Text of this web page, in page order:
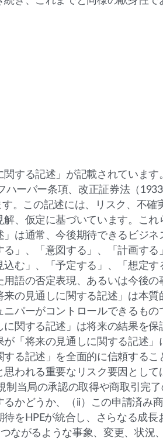
する記述」が記載されています
ーバー条項、改正証券法（
。この記述には、リスク、不確
、仮定に基づいています。これ
は通常、今後期待できるビジネ
」、「意図する」、「計画する
む」、「予定する」、「想定す
語の否定表現、あるいは今後の
の見通しに関する記述」は本質
パーがコントロールできるもの
関する記述」は将来の結果を保
「将来の見通しに関する記述」
る記述」を全面的に信頼するこ
われる重要なリスク要因として
当局の承認の取得や商取引完
かどうか、（ii）この申請済み商
をHPEが統合し、さらなる成長
ながるような事象、変更、状況